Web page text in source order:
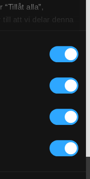
alla”,
att vi delar denna
innebära att dina
nej använder vi
detaljer” för att
dina alternativ.
Se mer